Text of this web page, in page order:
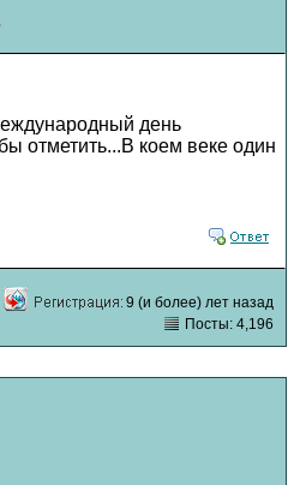
день
отметить...В коем веке один
9 (и более) лет назад
Посты: 4,196